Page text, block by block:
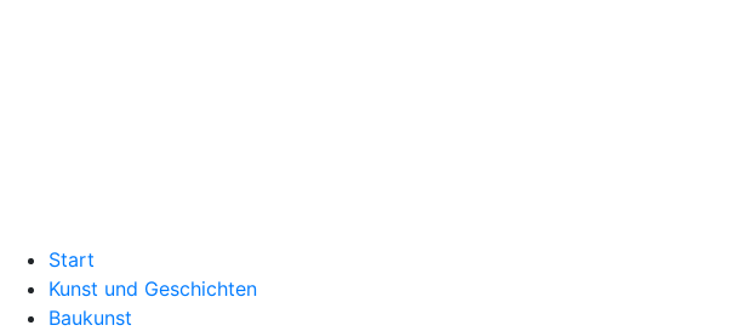
Start
Kunst und Geschichten
Baukunst